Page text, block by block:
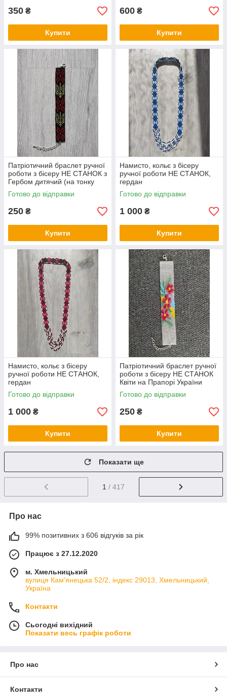
350 ₴
Купити
600 ₴
Купити
Патріотичний браслет ручної
роботи з бісеру НЕ СТАНОК з
Гербом дитячий (на тонку
руку)
Готово до відправки
250 ₴
Купити
Намисто, кольє з бісеру
ручної роботи НЕ СТАНОК,
гердан
Готово до відправки
1 000 ₴
Купити
Намисто, кольє з бісеру
ручної роботи НЕ СТАНОК,
гердан
Готово до відправки
1 000 ₴
Купити
Патріотичний браслет ручної
роботи з бісеру НЕ СТАНОК
Квіти на Прапорі України
Готово до відправки
250 ₴
Купити
Показати ще
1 / 417
Про нас
99% позитивних з 606 відгуків за рік
Працює з 27.12.2020
м. Хмельницький
вулиця Кам'янецька 52/2, індекс 29013, Хмельницький,
Україна
Контакти
Сьогодні вихідний
Показати весь графік роботи
Про нас
Контакти